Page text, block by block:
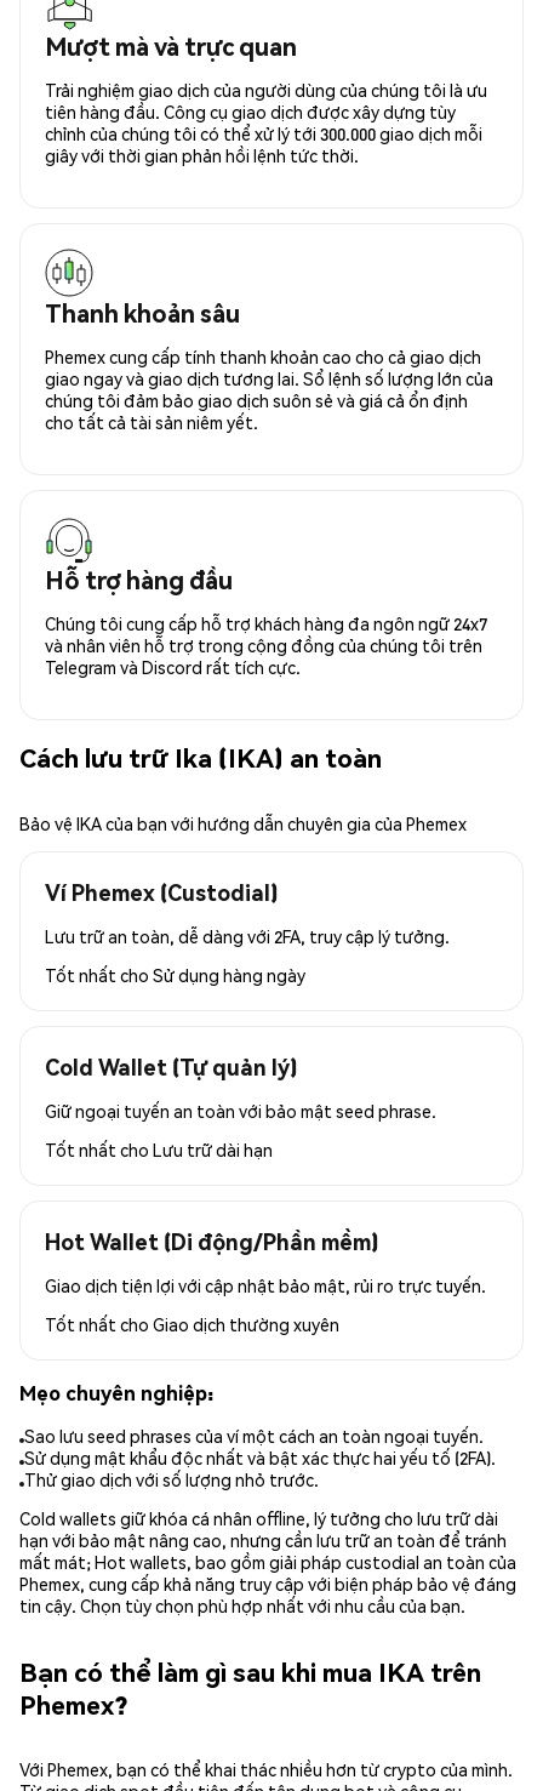
Mượt mà và trực quan
Trải nghiệm giao dịch của người dùng của chúng tôi là ưu
tiên hàng đầu. Công cụ giao dịch được xây dựng tùy
chỉnh của chúng tôi có thể xử lý tới 300.000 giao dịch mỗi
giây với thời gian phản hồi lệnh tức thời.
Thanh khoản sâu
Phemex cung cấp tính thanh khoản cao cho cả giao dịch
giao ngay và giao dịch tương lai. Sổ lệnh số lượng lớn của
chúng tôi đảm bảo giao dịch suôn sẻ và giá cả ổn định
cho tất cả tài sản niêm yết.
Hỗ trợ hàng đầu
Chúng tôi cung cấp hỗ trợ khách hàng đa ngôn ngữ 24x7
và nhân viên hỗ trợ trong cộng đồng của chúng tôi trên
Telegram và Discord rất tích cực.
Cách lưu trữ Ika (IKA) an toàn
Bảo vệ IKA của bạn với hướng dẫn chuyên gia của Phemex
Ví Phemex (Custodial)
Lưu trữ an toàn, dễ dàng với 2FA, truy cập lý tưởng.
Tốt nhất cho Sử dụng hàng ngày
Cold Wallet (Tự quản lý)
Giữ ngoại tuyến an toàn với bảo mật seed phrase.
Tốt nhất cho Lưu trữ dài hạn
Hot Wallet (Di động/Phần mềm)
Giao dịch tiện lợi với cập nhật bảo mật, rủi ro trực tuyến.
Tốt nhất cho Giao dịch thường xuyên
Mẹo chuyên nghiệp:
Sao lưu seed phrases của ví một cách an toàn ngoại tuyến.
Sử dụng mật khẩu độc nhất và bật xác thực hai yếu tố (2FA).
Thử giao dịch với số lượng nhỏ trước.
Cold wallets giữ khóa cá nhân offline, lý tưởng cho lưu trữ dài
hạn với bảo mật nâng cao, nhưng cần lưu trữ an toàn để tránh
mất mát; Hot wallets, bao gồm giải pháp custodial an toàn của
Phemex, cung cấp khả năng truy cập với biện pháp bảo vệ đáng
tin cậy. Chọn tùy chọn phù hợp nhất với nhu cầu của bạn.
Bạn có thể làm gì sau khi mua IKA trên
Phemex?
Với Phemex, bạn có thể khai thác nhiều hơn từ crypto của mình.